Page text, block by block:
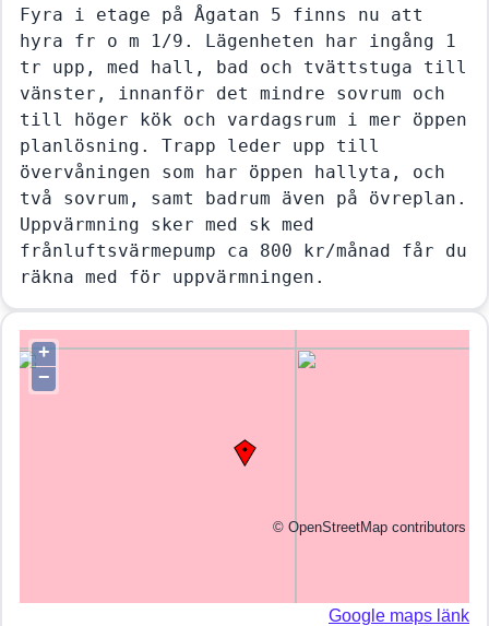
Fyra i etage på Ågatan 5 finns nu att
hyra fr o m 1/9. Lägenheten har ingång 1
tr upp, med hall, bad och tvättstuga till
vänster, innanför det mindre sovrum och
till höger kök och vardagsrum i mer öppen
planlösning. Trapp leder upp till
övervåningen som har öppen hallyta, och
två sovrum, samt badrum även på övreplan.
Uppvärmning sker med sk med
frånluftsvärmepump ca 800 kr/månad får du
räkna med för uppvärmningen.
+
−
© OpenStreetMap contributors
Google maps länk